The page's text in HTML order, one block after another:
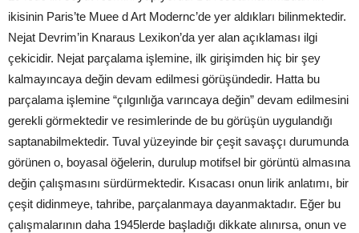
ikisinin Paris’te Muee d Art Modernc’de yer aldıkları bilinmektedir.
Nejat Devrim’in Knaraus Lexikon’da yer alan açıklaması ilgi
çekicidir. Nejat parçalama işlemine, ilk girişimden hiç bir şey
kalmayıncaya değin devam edilmesi görüşündedir. Hatta bu
parçalama işlemine “çılgınlığa varıncaya değin” devam edilmesini
gerekli görmektedir ve resimlerinde de bu görüşün uygulandığı
saptanabilmektedir. Tuval yüzeyinde bir çeşit savaşçı durumunda
görünen o, boyasal öğelerin, durulup motifsel bir görüntü almasına
değin çalışmasını sürdürmektedir. Kısacası onun lirik anlatımı, bir
çeşit didinmeye, tahribe, parçalanmaya dayanmaktadır. Eğer bu
çalışmalarının daha 1945lerde başladığı dikkate alınırsa, onun ve